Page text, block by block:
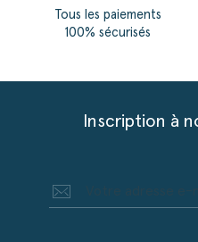
Tous les paiements
100% sécurisés
Inscription à